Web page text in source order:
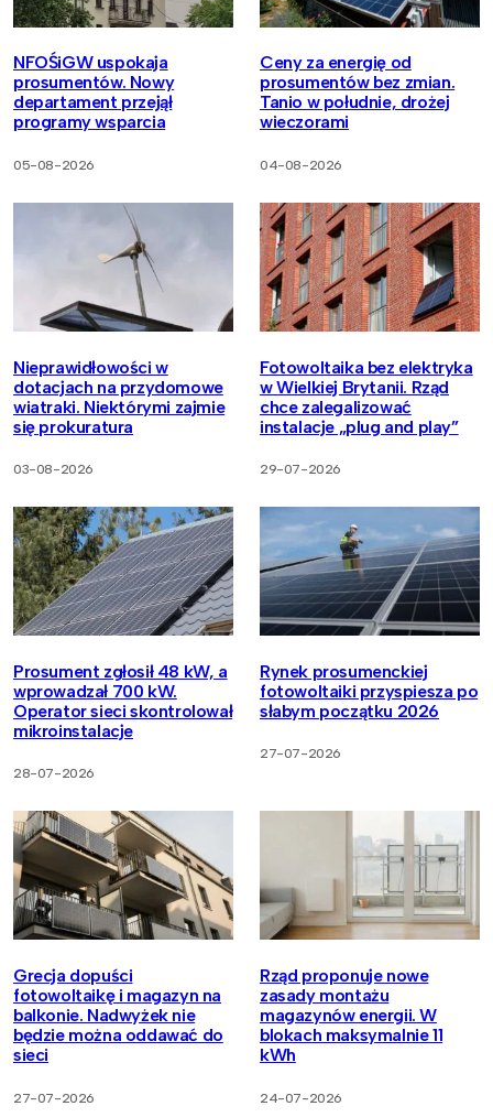
NFOŚiGW uspokaja
prosumentów. Nowy
departament przejął
programy wsparcia
05-08-2026
Ceny za energię od
prosumentów bez zmian.
Tanio w południe, drożej
wieczorami
04-08-2026
Nieprawidłowości w
dotacjach na przydomowe
wiatraki. Niektórymi zajmie
się prokuratura
03-08-2026
Fotowoltaika bez elektryka
w Wielkiej Brytanii. Rząd
chce zalegalizować
instalacje „plug and play”
29-07-2026
Prosument zgłosił 48 kW, a
wprowadzał 700 kW.
Operator sieci skontrolował
mikroinstalacje
28-07-2026
Rynek prosumenckiej
fotowoltaiki przyspiesza po
słabym początku 2026
27-07-2026
Grecja dopuści
fotowoltaikę i magazyn na
balkonie. Nadwyżek nie
będzie można oddawać do
sieci
27-07-2026
Rząd proponuje nowe
zasady montażu
magazynów energii. W
blokach maksymalnie 11
kWh
24-07-2026